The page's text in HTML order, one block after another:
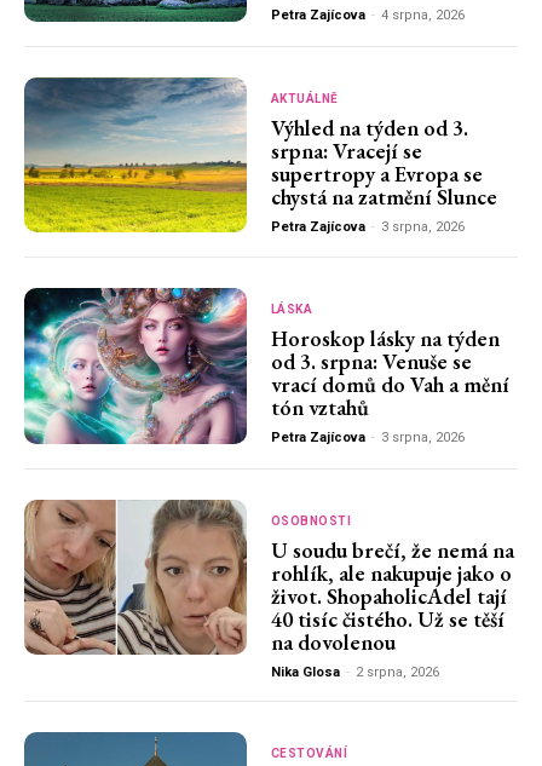
Petra Zajícova - 4 srpna, 2026
AKTUÁLNĚ
Výhled na týden od 3.
srpna: Vracejí se
supertropy a Evropa se
chystá na zatmění Slunce
Petra Zajícova - 3 srpna, 2026
LÁSKA
Horoskop lásky na týden
od 3. srpna: Venuše se
vrací domů do Vah a mění
tón vztahů
Petra Zajícova - 3 srpna, 2026
OSOBNOSTI
U soudu brečí, že nemá na
rohlík, ale nakupuje jako o
život. ShopaholicAdel tají
40 tisíc čistého. Už se těší
na dovolenou
Nika Glosa - 2 srpna, 2026
CESTOVÁNÍ